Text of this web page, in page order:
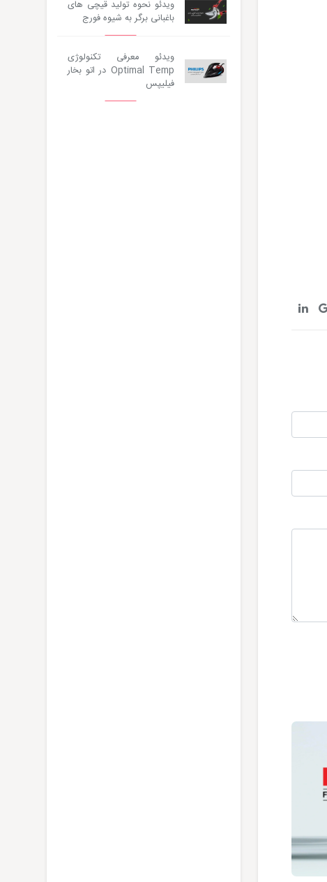
ویدئو نحوه تولید قیچی های
باغبانی برگر به شیوه فورج
ویدئو معرفی تکنولوژی
Optimal Temp در اتو بخار
فیلیپس